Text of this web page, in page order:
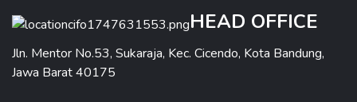
HEAD OFFICE
Jln. Mentor No.53, Sukaraja, Kec. Cicendo, Kota Bandung,
Jawa Barat 40175